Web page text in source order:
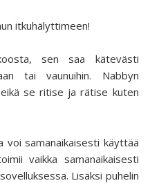
itkuhälyttimeen!
sen saa kätevästi
tai vaunuihin. Nabbyn
se ritise ja rätise kuten
voi samanaikaisesti käyttää
vaikka samanaikaisesti
Lisäksi puhelin